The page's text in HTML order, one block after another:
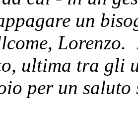
un
ultima tra gli
per un saluto